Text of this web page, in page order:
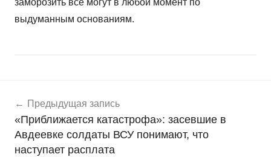
заморозить все могут в любой момент по
выдуманным основаниям.
о
в
о
с
по
записям
Предыдущая запись
«Приближается катастрофа»: засевшие в
Авдеевке солдаты ВСУ понимают, что
наступает расплата